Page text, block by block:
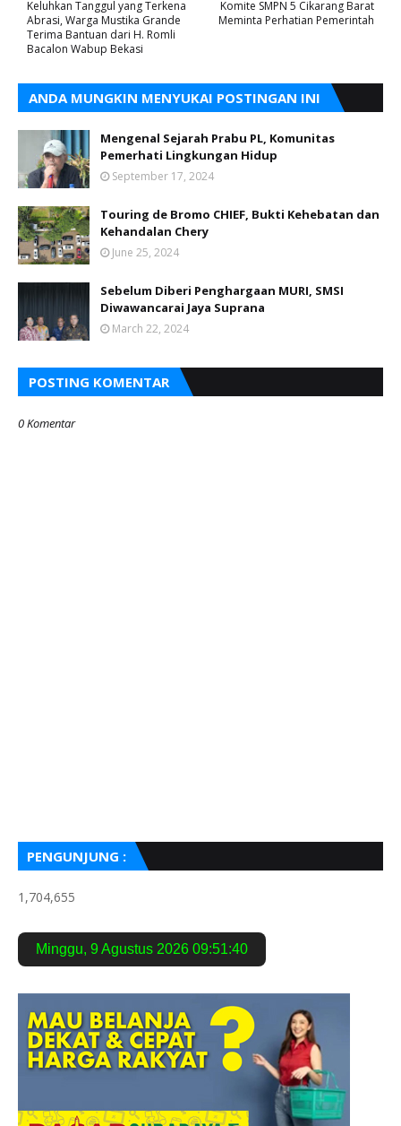
Komite SMPN 5 Cikarang Barat
Meminta Perhatian Pemerintah
Keluhkan Tanggul yang Terkena
Abrasi, Warga Mustika Grande
Terima Bantuan dari H. Romli
Bacalon Wabup Bekasi
ANDA MUNGKIN MENYUKAI POSTINGAN INI
Mengenal Sejarah Prabu PL, Komunitas
Pemerhati Lingkungan Hidup
September 17, 2024
Touring de Bromo CHIEF, Bukti Kehebatan dan
Kehandalan Chery
June 25, 2024
Sebelum Diberi Penghargaan MURI, SMSI
Diwawancarai Jaya Suprana
March 22, 2024
POSTING KOMENTAR
0 Komentar
PENGUNJUNG :
1,704,655
Minggu, 9 Agustus 2026 09:51:41